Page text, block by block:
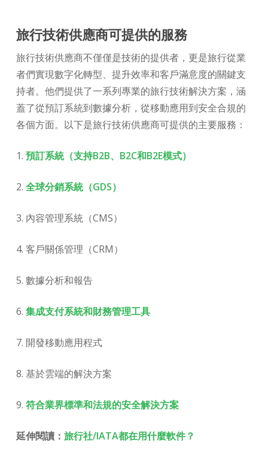
旅行技術供應商可提供的服務
旅行技術供應商不僅僅是技術的提供者，更是旅行從業
者們實現數字化轉型、提升效率和客戶滿意度的關鍵支
持者。他們提供了一系列專業的旅行技術解決方案，涵
蓋了從預訂系統到數據分析，從移動應用到安全合規的
各個方面。以下是旅行技術供應商可提供的主要服務：
1. 預訂系統（支持B2B、B2C和B2E模式）
2. 全球分銷系統（GDS）
3. 內容管理系統（CMS）
4. 客戶關係管理（CRM）
5. 數據分析和報告
6. 集成支付系統和財務管理工具
7. 開發移動應用程式
8. 基於雲端的解決方案
9. 符合業界標準和法規的安全解決方案
延伸閱讀： 旅行社/IATA都在用什麼軟件？